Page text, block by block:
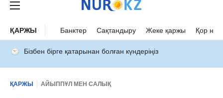
ҚАРЖЫ Банктер Сақтандыру Жеке қаржы Қор
Бізбен бірге қатарынан болған күндеріңіз
ҚАРЖЫ АЙЫППҰЛ МЕН САЛЫҚ